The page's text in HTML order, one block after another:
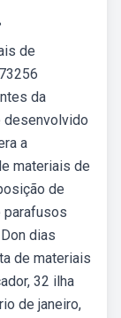
de
da
desenvolvido
a
materiais de
de
parafusos
dias
de materiais
32 ilha
de janeiro,